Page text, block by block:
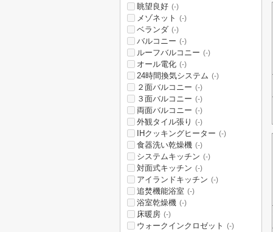
眺望良好 (-)
メゾネット (-)
ベランダ (-)
バルコニー (-)
ルーフバルコニー (-)
オール電化 (-)
24時間換気システム (-)
２面バルコニー (-)
３面バルコニー (-)
両面バルコニー (-)
外観タイル張り (-)
IHクッキングヒーター (-)
食器洗い乾燥機 (-)
システムキッチン (-)
対面式キッチン (-)
アイランドキッチン (-)
追焚機能浴室 (-)
浴室乾燥機 (-)
床暖房 (-)
ウォークインクロゼット (-)